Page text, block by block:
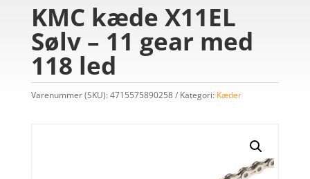
KMC kæde X11EL
Sølv – 11 gear med
118 led
Varenummer (SKU):4715575890258 Kategori: Kæder